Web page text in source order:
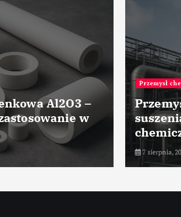
Przemysł chemiczny
Przemysłowe techniki
suszenia materiałów
chemicznych
7 sierpnia, 2026